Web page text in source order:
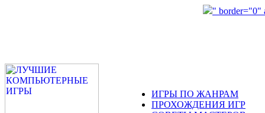
" border="0"
ИГРЫ ПО ЖАНРАМ
ПРОХОЖДЕНИЯ ИГР